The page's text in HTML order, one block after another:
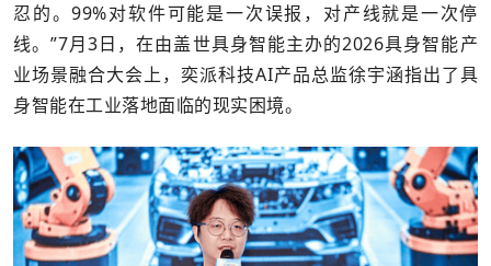
忍的。99%对软件可能是一次误报，对产线就是一次停
线。”7月3日，在由盖世具身智能主办的2026具身智能产
业场景融合大会上，奕派科技AI产品总监徐宇涵指出了具
身智能在工业落地面临的现实困境。